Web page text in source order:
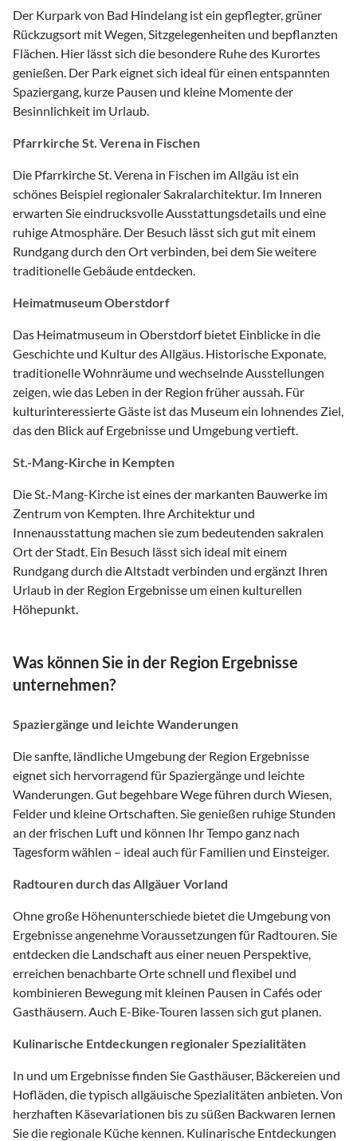
Der Kurpark von Bad Hindelang ist ein gepflegter, grüner
Rückzugsort mit Wegen, Sitzgelegenheiten und bepflanzten
Flächen. Hier lässt sich die besondere Ruhe des Kurortes
genießen. Der Park eignet sich ideal für einen entspannten
Spaziergang, kurze Pausen und kleine Momente der
Besinnlichkeit im Urlaub.
Pfarrkirche St. Verena in Fischen
Die Pfarrkirche St. Verena in Fischen im Allgäu ist ein
schönes Beispiel regionaler Sakralarchitektur. Im Inneren
erwarten Sie eindrucksvolle Ausstattungsdetails und eine
ruhige Atmosphäre. Der Besuch lässt sich gut mit einem
Rundgang durch den Ort verbinden, bei dem Sie weitere
traditionelle Gebäude entdecken.
Heimatmuseum Oberstdorf
Das Heimatmuseum in Oberstdorf bietet Einblicke in die
Geschichte und Kultur des Allgäus. Historische Exponate,
traditionelle Wohnräume und wechselnde Ausstellungen
zeigen, wie das Leben in der Region früher aussah. Für
kulturinteressierte Gäste ist das Museum ein lohnendes Ziel,
das den Blick auf Ergebnisse und Umgebung vertieft.
St.-Mang-Kirche in Kempten
Die St.-Mang-Kirche ist eines der markanten Bauwerke im
Zentrum von Kempten. Ihre Architektur und
Innenausstattung machen sie zum bedeutenden sakralen
Ort der Stadt. Ein Besuch lässt sich ideal mit einem
Rundgang durch die Altstadt verbinden und ergänzt Ihren
Urlaub in der Region Ergebnisse um einen kulturellen
Höhepunkt.
Was können Sie in der Region Ergebnisse
unternehmen?
Spaziergänge und leichte Wanderungen
Die sanfte, ländliche Umgebung der Region Ergebnisse
eignet sich hervorragend für Spaziergänge und leichte
Wanderungen. Gut begehbare Wege führen durch Wiesen,
Felder und kleine Ortschaften. Sie genießen ruhige Stunden
an der frischen Luft und können Ihr Tempo ganz nach
Tagesform wählen – ideal auch für Familien und Einsteiger.
Radtouren durch das Allgäuer Vorland
Ohne große Höhenunterschiede bietet die Umgebung von
Ergebnisse angenehme Voraussetzungen für Radtouren. Sie
entdecken die Landschaft aus einer neuen Perspektive,
erreichen benachbarte Orte schnell und flexibel und
kombinieren Bewegung mit kleinen Pausen in Cafés oder
Gasthäusern. Auch E-Bike-Touren lassen sich gut planen.
Kulinarische Entdeckungen regionaler Spezialitäten
In und um Ergebnisse finden Sie Gasthäuser, Bäckereien und
Hofläden, die typisch allgäuische Spezialitäten anbieten. Von
herzhaften Käsevariationen bis zu süßen Backwaren lernen
Sie die regionale Küche kennen. Kulinarische Entdeckungen